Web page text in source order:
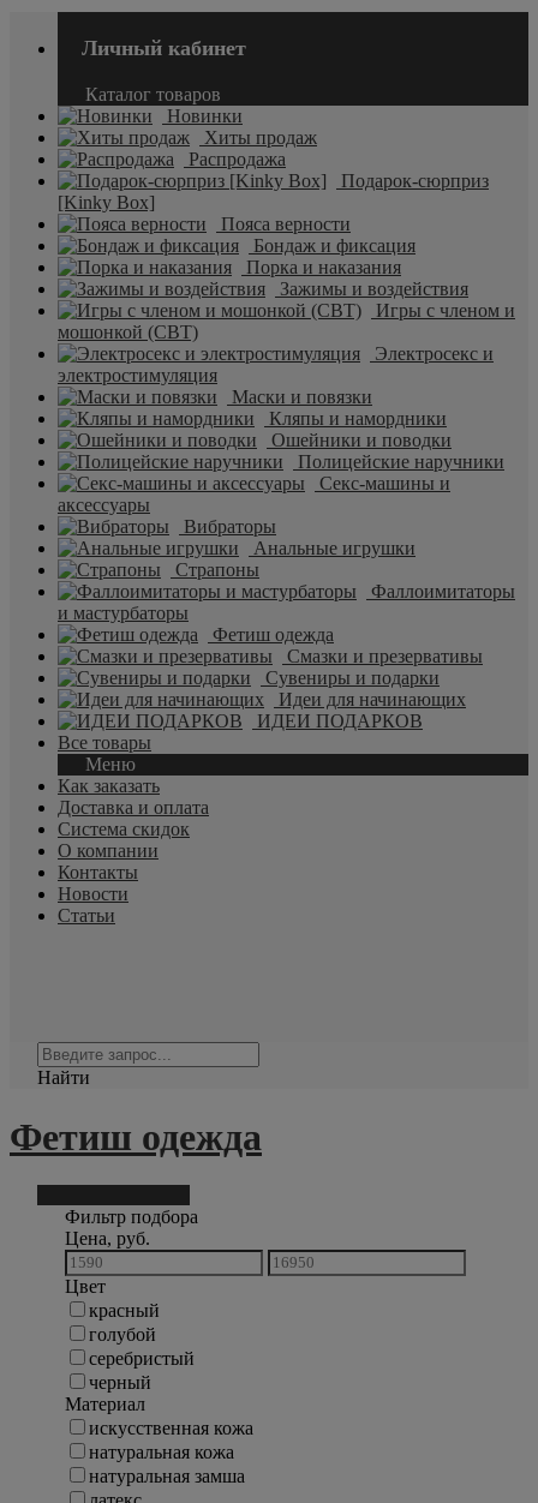
Личный кабинет
Каталог товаров
Новинки
Хиты продаж
Распродажа
Подарок-сюрприз
[Kinky Box]
Пояса верности
Бондаж и фиксация
Порка и наказания
Зажимы и воздействия
Игры с членом и
мошонкой (CBT)
Электросекс и
электростимуляция
Маски и повязки
Кляпы и намордники
Ошейники и поводки
Полицейские наручники
Секс-машины и
аксессуары
Вибраторы
Анальные игрушки
Страпоны
Фаллоимитаторы
и мастурбаторы
Фетиш одежда
Смазки и презервативы
Сувениры и подарки
Идеи для начинающих
ИДЕИ ПОДАРКОВ
Все товары
Меню
Как заказать
Доставка и оплата
Система скидок
О компании
Контакты
Новости
Статьи
Найти
Фетиш одежда
Фильтр подбора
Цена, руб.
Цвет
красный
голубой
серебристый
черный
Материал
искусственная кожа
натуральная кожа
натуральная замша